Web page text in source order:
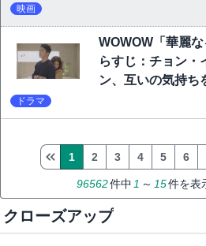
映画
WOWOW「華麗
らすじ：チョン・
ン、互いの気持ち
ドラマ
96562件中 1 ～ 15件を表
1 2 3 4 5 6
クローズアップ